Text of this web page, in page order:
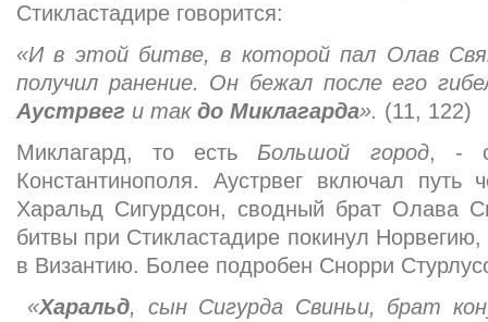
Стикластадире говорится:
«И в этой битве, в которой пал Олав
получил ранение. Он бежал после его
Аустрвег и так до Миклагарда». (11, 122)
Миклагард, то есть Большой город, -
Константинополя. Аустрвег включал путь
Харальд Сигурдсон, сводный брат Олава
битвы при Стикластадире покинул
в Византию. Более подробен Снорри
«Харальд, сын Сигурда Свиньи, брат